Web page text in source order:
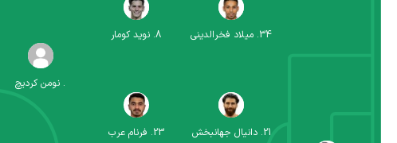
21
.دانیال جهانبخش
34
. میلاد فخرالدینی
23
. فرنام عرب
8
. نوید کومار
. نومن کردیچ